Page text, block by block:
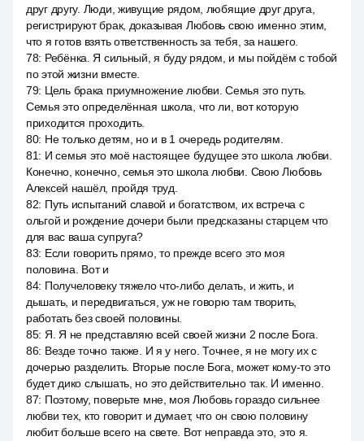
друг другу. Люди, живущие рядом, любящие друг друга,
регистрируют брак, доказывая Любовь свою именно этим,
что я готов взять ответственность за тебя, за нашего.
78: Ребёнка. Я сильный, я буду рядом, и мы пойдём с тобой
по этой жизни вместе.
79: Цель брака приумножение любви. Семья это путь.
Семья это определённая школа, что ли, вот которую
приходится проходить.
80: Не только детям, но и в 1 очередь родителям.
81: И семья это моё настоящее будущее это школа любви.
Конечно, конечно, семья это школа любви. Свою Любовь
Алексей нашёл, пройдя труд.
82: Путь испытаний славой и богатством, их встреча с
ольгой и рождение дочери были предсказаны старцем что
для вас ваша супруга?
83: Если говорить прямо, то прежде всего это моя
половина. Вот и
84: Получеловеку тяжело что-либо делать, и жить, и
дышать, и передвигаться, уж не говорю там творить,
работать без своей половины.
85: Я. Я не представляю всей своей жизни 2 после Бога.
86: Везде точно также. И я у него. Точнее, я не могу их с
дочерью разделить. Вторые после Бога, может кому-то это
будет дико слышать, но это действительно так. И именно.
87: Поэтому, поверьте мне, моя Любовь гораздо сильнее
любви тех, кто говорит и думает, что он свою половину
любит больше всего на свете. Вот неправда это, это я.